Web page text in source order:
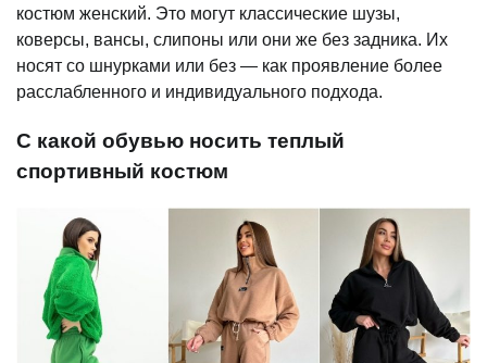
костюм женский. Это могут классические шузы,
коверсы, вансы, слипоны или они же без задника. Их
носят со шнурками или без — как проявление более
расслабленного и индивидуального подхода.
С какой обувью носить теплый
спортивный костюм